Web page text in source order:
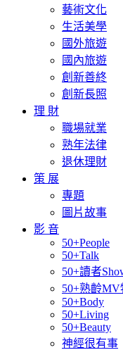
藝術文化
生活美學
國外旅遊
國內旅遊
創新善終
創新長照
理 財
職場就業
熟年法律
退休理財
策 展
專題
圖片故事
影 音
50+People
50+Talk
50+讀者
50+熟齡MV
50+Body
50+Living
50+Beauty
神經很有事